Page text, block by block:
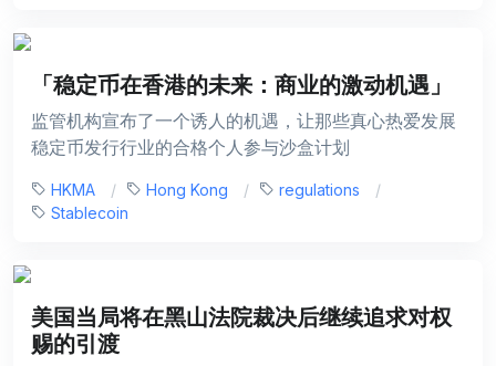
「稳定币在香港的未来：商业的激动机遇」
监管机构宣布了一个诱人的机遇，让那些真心热爱发展
稳定币发行行业的合格个人参与沙盒计划
HKMA Hong Kong
regulations
Stablecoin
美国当局将在黑山法院裁决后继续追求对权
赐的引渡